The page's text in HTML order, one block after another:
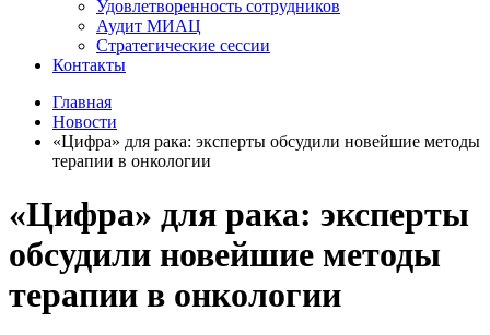
Удовлетворенность сотрудников
Аудит МИАЦ
Стратегические сессии
Контакты
Главная
Новости
«Цифра» для рака: эксперты обсудили новейшие методы
терапии в онкологии
«Цифра» для рака: эксперты
обсудили новейшие методы
терапии в онкологии